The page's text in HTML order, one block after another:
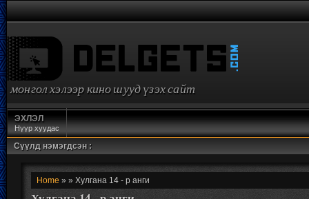
монгол хэлээр кино шууд үзэх сайт
ЭХЛЭЛ
Нүүр хуудас
Сүүлд нэмэгдсэн :
Home » » Хулгана 14 - р анги